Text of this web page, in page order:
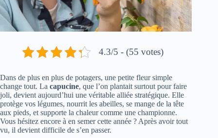
4.3/5 - (55 votes)
Dans de plus en plus de potagers, une petite fleur simple
change tout. La capucine, que l’on plantait surtout pour faire
joli, devient aujourd’hui une véritable alliée stratégique. Elle
protège vos légumes, nourrit les abeilles, se mange de la tête
aux pieds, et supporte la chaleur comme une championne.
Vous hésitez encore à en semer cette année ? Après avoir tout
vu, il devient difficile de s’en passer.